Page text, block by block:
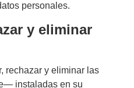
personales.
y eliminar
rechazar y eliminar las
instaladas en su